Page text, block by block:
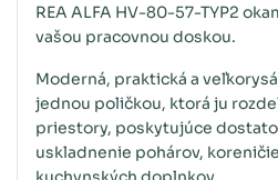
REA ALFA HV-80-57-TYP2
vašou pracovnou doskou.
Moderná, praktická a
jednou poličkou, ktorá ju
priestory, poskytujúce
uskladnenie pohárov,